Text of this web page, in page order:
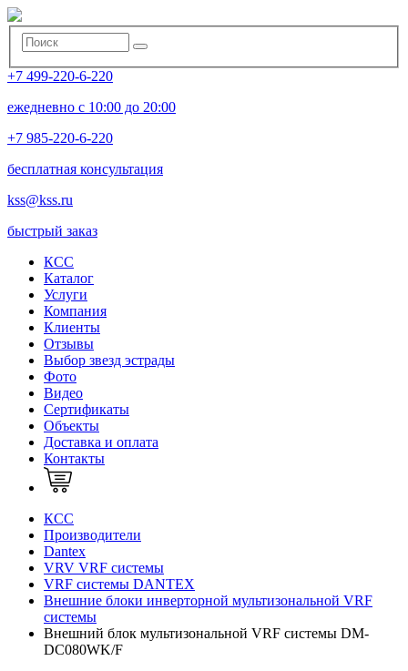
+7 499-220-6-220
ежедневно с 10:00 до 20:00
+7 985-220-6-220
бесплатная консультация
kss@kss.ru
быстрый заказ
КСС
Каталог
Услуги
Компания
Клиенты
Oтзывы
Выбор звезд эстрады
Фото
Видео
Сертификаты
Объекты
Доставка и оплата
Контакты
КСС
Производители
Dantex
VRV VRF системы
VRF системы DANTEX
Внешние блоки инверторной мультизональной VRF
системы
Внешний блок мультизональной VRF системы DM-
DC080WK/F